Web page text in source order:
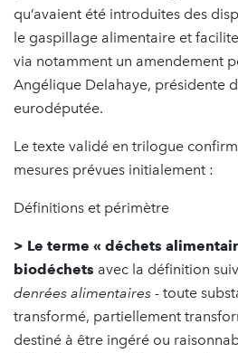
qu’avaient été introduites des
le gaspillage alimentaire et
via notamment un amendement
Angélique Delahaye, présidente
eurodéputée.
Le texte validé en trilogue
mesures prévues initialement :
Définitions et périmètre
> Le terme « déchets
biodéchets avec la définition
denrées alimentaires - toute
transformé, partiellement
destiné à être ingéré ou